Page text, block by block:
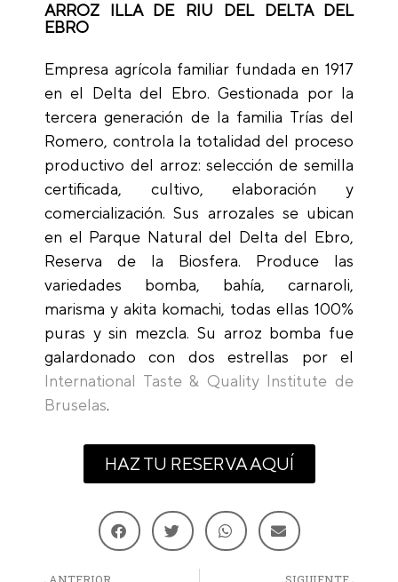
ARROZ ILLA DE RIU DEL DELTA DEL
EBRO
Empresa agrícola familiar fundada en 1917
en el Delta del Ebro. Gestionada por la
tercera generación de la familia Trías del
Romero, controla la totalidad del proceso
productivo del arroz: selección de semilla
certificada, cultivo, elaboración y
comercialización. Sus arrozales se ubican
en el Parque Natural del Delta del Ebro,
Reserva de la Biosfera. Produce las
variedades bomba, bahía, carnaroli,
marisma y akita komachi, todas ellas 100%
puras y sin mezcla. Su arroz bomba fue
galardonado con dos estrellas por el
International Taste & Quality Institute de
Bruselas.
HAZ TU RESERVA AQUÍ